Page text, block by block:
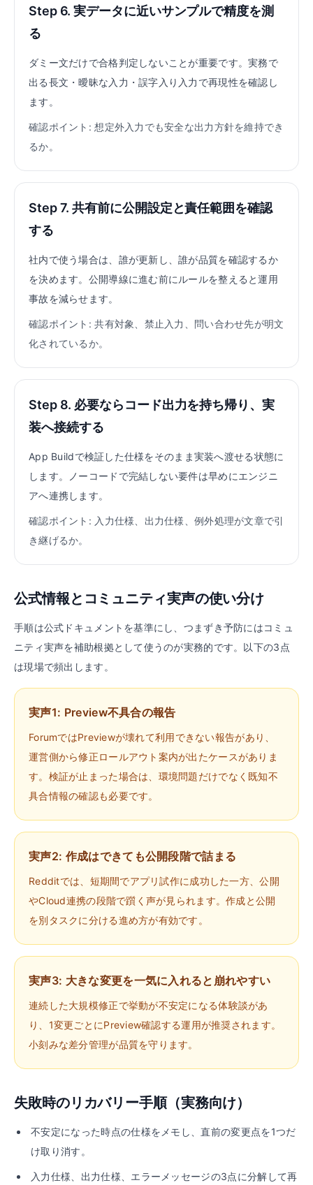
Step 6. 実データに近いサンプルで精度を測
る
ダミー文だけで合格判定しないことが重要です。実務で
出る長文・曖昧な入力・誤字入り入力で再現性を確認し
ます。
確認ポイント: 想定外入力でも安全な出力方針を維持でき
るか。
Step 7. 共有前に公開設定と責任範囲を確認
する
社内で使う場合は、誰が更新し、誰が品質を確認するか
を決めます。公開導線に進む前にルールを整えると運用
事故を減らせます。
確認ポイント: 共有対象、禁止入力、問い合わせ先が明文
化されているか。
Step 8. 必要ならコード出力を持ち帰り、実
装へ接続する
App Buildで検証した仕様をそのまま実装へ渡せる状態に
します。ノーコードで完結しない要件は早めにエンジニ
アへ連携します。
確認ポイント: 入力仕様、出力仕様、例外処理が文章で引
き継げるか。
公式情報とコミュニティ実声の使い分け
手順は公式ドキュメントを基準にし、つまずき予防にはコミュ
ニティ実声を補助根拠として使うのが実務的です。以下の3点
は現場で頻出します。
実声1: Preview不具合の報告
ForumではPreviewが壊れて利用できない報告があり、
運営側から修正ロールアウト案内が出たケースがありま
す。検証が止まった場合は、環境問題だけでなく既知不
具合情報の確認も必要です。
実声2: 作成はできても公開段階で詰まる
Redditでは、短期間でアプリ試作に成功した一方、公開
やCloud連携の段階で躓く声が見られます。作成と公開
を別タスクに分ける進め方が有効です。
実声3: 大きな変更を一気に入れると崩れやすい
連続した大規模修正で挙動が不安定になる体験談があ
り、1変更ごとにPreview確認する運用が推奨されます。
小刻みな差分管理が品質を守ります。
失敗時のリカバリー手順（実務向け）
不安定になった時点の仕様をメモし、直前の変更点を1つだ
け取り消す。
入力仕様、出力仕様、エラーメッセージの3点に分解して再